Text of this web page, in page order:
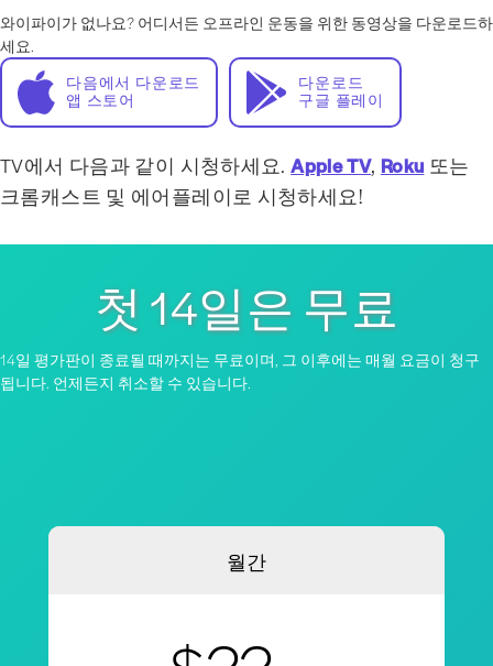
와이파이가 없나요? 어디서든 오프라인 운동을 위한 동영상을 다운로드하
세요.
다음에서 다운로드
앱 스토어
다운로드
구글 플레이
TV에서 다음과 같이 시청하세요.Apple TV, Roku 또는
크롬캐스트 및 에어플레이로 시청하세요!
첫 14일은 무료
14일 평가판이 종료될 때까지는 무료이며, 그 이후에는 매월 요금이 청구
됩니다. 언제든지 취소할 수 있습니다.
월간